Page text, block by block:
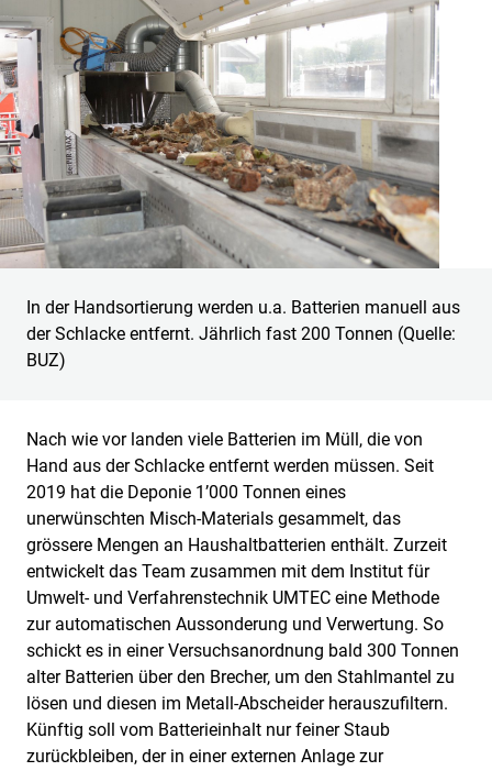
In der Handsortierung werden u.a. Batterien manuell aus
der Schlacke entfernt. Jährlich fast 200 Tonnen (Quelle:
BUZ)
Nach wie vor landen viele Batterien im Müll, die von
Hand aus der Schlacke entfernt werden müssen. Seit
2019 hat die Deponie 1’000 Tonnen eines
unerwünschten Misch-Materials gesammelt, das
grössere Mengen an Haushaltbatterien enthält. Zurzeit
entwickelt das Team zusammen mit dem Institut für
Umwelt- und Verfahrenstechnik UMTEC eine Methode
zur automatischen Aussonderung und Verwertung. So
schickt es in einer Versuchsanordnung bald 300 Tonnen
alter Batterien über den Brecher, um den Stahlmantel zu
lösen und diesen im Metall-Abscheider herauszufiltern.
Künftig soll vom Batterieinhalt nur feiner Staub
zurückbleiben, der in einer externen Anlage zur